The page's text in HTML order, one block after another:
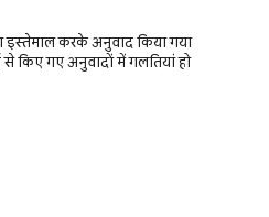
करके अनुवाद किया गया
किए गए अनुवादों में गलतियां हो